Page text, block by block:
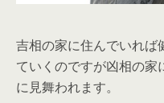
吉相の家に住んでいれば
ていくのですが凶相の家
に見舞われます。